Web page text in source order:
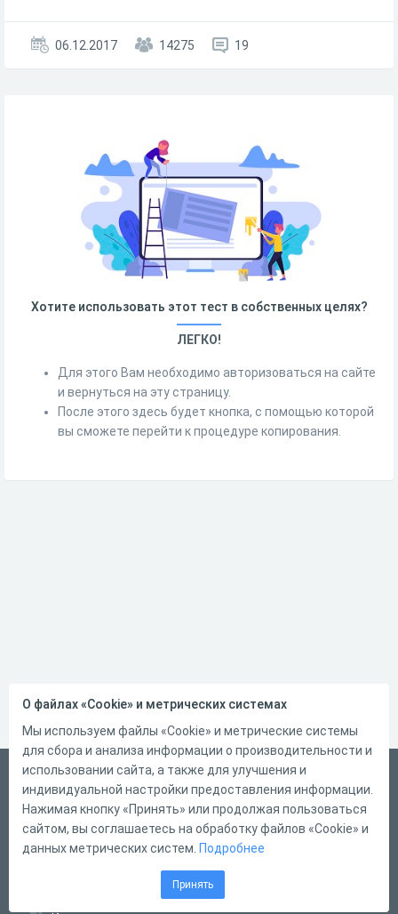
06.12.2017 14275 19
Хотите использовать этот тест в собственных целях?
ЛЕГКО!
Для этого Вам необходимо авторизоваться на сайте
и вернуться на эту страницу.
После этого здесь будет кнопка, с помощью которой
вы сможете перейти к процедуре копирования.
Русский
Справка
Форма обратной связи
О файлах «Cookie» и метрических системах
Мы используем файлы «Cookie» и метрические системы
для сбора и анализа информации о производительности и
использовании сайта, а также для улучшения и
индивидуальной настройки предоставления информации.
Нажимая кнопку «Принять» или продолжая пользоваться
сайтом, вы соглашаетесь на обработку файлов «Cookie» и
данных метрических систем. Подробнее
Принять